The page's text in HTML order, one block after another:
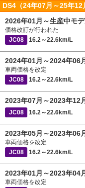
DS4（24年07月～25年
2026年01月～生産中モ
価格改訂が行われた
JC08
16.2～22.6km/L
2024年01月～2024年06
車両価格を改定
JC08
16.2～22.6km/L
2023年07月～2023年12
JC08 16.2～22.6km/L
2023年05月～2023年06
車両価格を改定
JC08
16.2～22.6km/L
2023年01月～2023年04
車両価格を改定